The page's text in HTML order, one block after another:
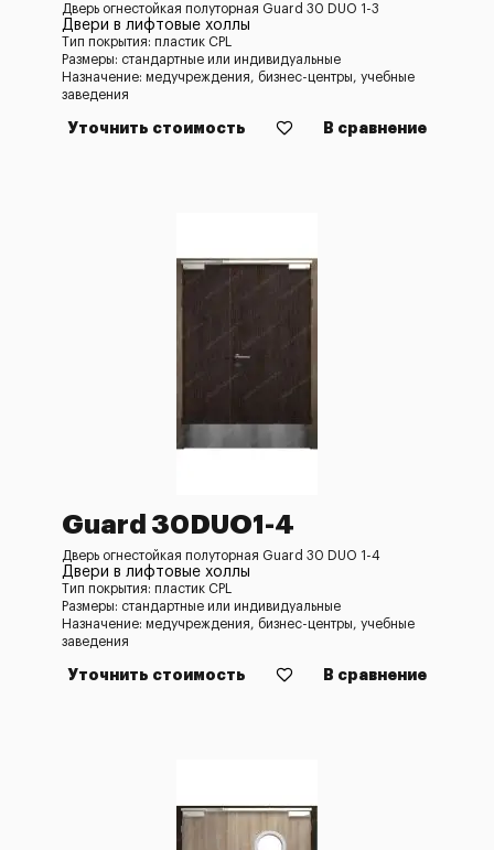
Дверь огнестойкая полуторная Guard 30 DUO 1-3
Двери в лифтовые холлы
Тип покрытия: пластик CPL
Размеры: стандартные или индивидуальные
Назначение: медучреждения, бизнес-центры, учебные
заведения
Уточнить стоимость В сравнение
Guard 30DUO1-4
Дверь огнестойкая полуторная Guard 30 DUO 1-4
Двери в лифтовые холлы
Тип покрытия: пластик CPL
Размеры: стандартные или индивидуальные
Назначение: медучреждения, бизнес-центры, учебные
заведения
Уточнить стоимость В сравнение